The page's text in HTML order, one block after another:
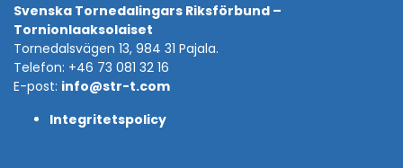
Svenska Tornedalingars Riksförbund –
Tornionlaaksolaiset
Tornedalsvägen 13, 984 31 Pajala.
Telefon: +46 73 081 32 16
E-post: info@str-t.com
Integritetspolicy